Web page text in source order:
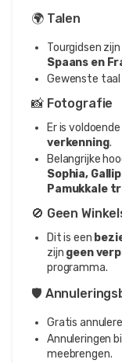
🌍 Talen
Tourgidsen
Spaans en
Gewenste taal
📸 Fotografie
Er is
verkenning.
Belangrijke
Sophia,
Pamukkale
🚫 Geen
Dit is een
zijn geen
programma.
🛡️
Gratis
Annuleringen
meebrengen.